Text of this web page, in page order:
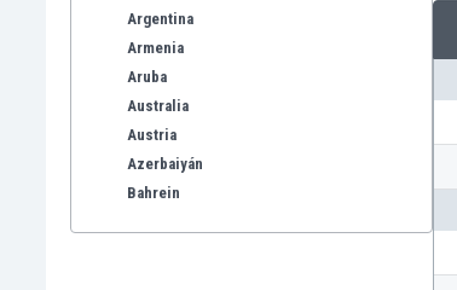
Argentina
Armenia
Aruba
Australia
Austria
Azerbaiyán
Bahrein